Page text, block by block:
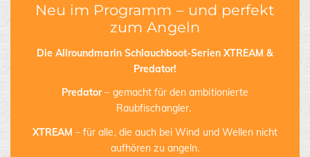
Neu im Programm – und perfekt
zum Angeln
Die Allroundmarin Schlauchboot-Serien XTREAM &
Predator!
Predator– gemacht für den ambitionierte
Raubfischangler.
XTREAM – für alle, die auch bei Wind und Wellen nicht
aufhören zu angeln.